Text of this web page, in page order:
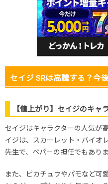
2025.11.25
150円
2025.11.15
150円
2025.11.5
150円
150円
セイジ SRは高騰する？今
【値上がり】セイジのキャ
セイジはキャラクターの人気が
イジは、スカーレット・バイオ
先生で、ペパーの担任でもありま
また、ピカチュウやパモなど可